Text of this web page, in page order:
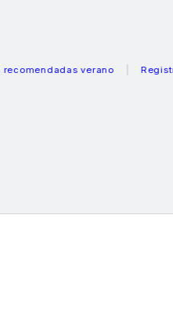
verano Registro DPP